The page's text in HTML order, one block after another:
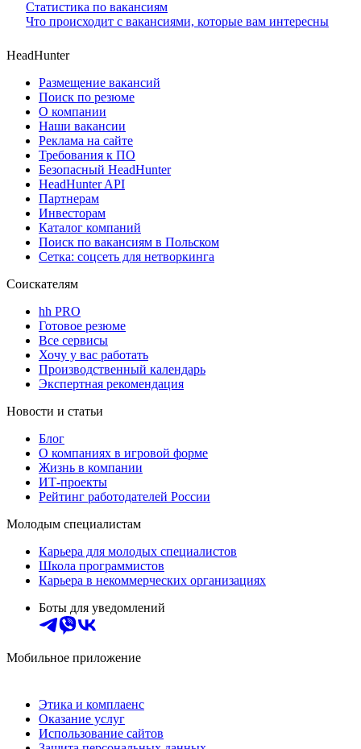
Статистика по вакансиям
Что происходит с вакансиями, которые вам интересны
HeadHunter
Размещение вакансий
Поиск по резюме
О компании
Наши вакансии
Реклама на сайте
Требования к ПО
Безопасный HeadHunter
HeadHunter API
Партнерам
Инвесторам
Каталог компаний
Поиск по вакансиям в Польском
Сетка: соцсеть для нетворкинга
Соискателям
hh PRO
Готовое резюме
Все сервисы
Хочу у вас работать
Производственный календарь
Экспертная рекомендация
Новости и статьи
Блог
О компаниях в игровой форме
Жизнь в компании
ИТ-проекты
Рейтинг работодателей России
Молодым специалистам
Карьера для молодых специалистов
Школа программистов
Карьера в некоммерческих организациях
Боты для уведомлений
Мобильное приложение
Этика и комплаенс
Оказание услуг
Использование сайтов